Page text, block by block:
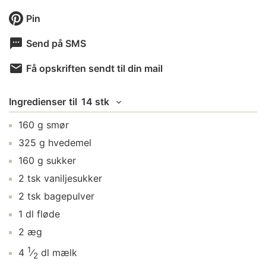
Pin
Send på SMS
Få opskriften sendt til din mail
Ingredienser til 14 stk
160 g smør
325 g hvedemel
160 g sukker
2 tsk vaniljesukker
2 tsk bagepulver
1 dl fløde
2 æg
4 1⁄2 dl mælk